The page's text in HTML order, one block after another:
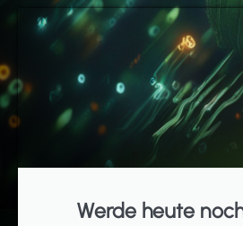
Werde heute